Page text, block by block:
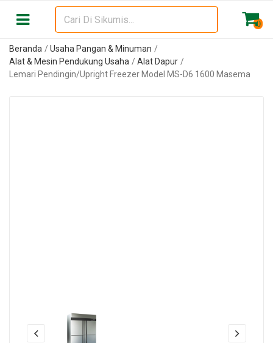
0
Beranda
Usaha Pangan & Minuman
Alat & Mesin Pendukung Usaha
Alat Dapur
Lemari Pendingin/Upright Freezer Model MS-D6 1600 Masema